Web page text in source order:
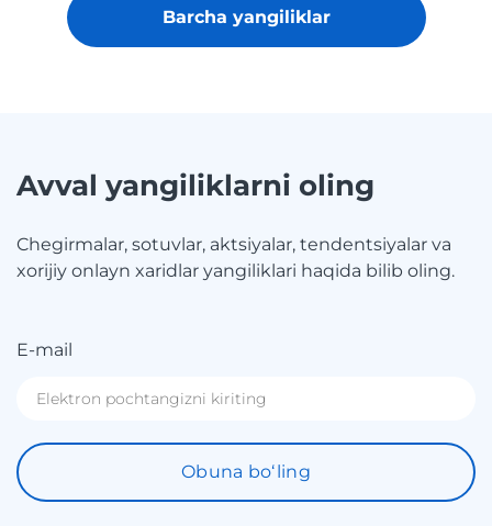
Barcha yangiliklar
Avval yangiliklarni oling
Chegirmalar, sotuvlar, aktsiyalar, tendentsiyalar va
xorijiy onlayn xaridlar yangiliklari haqida bilib oling.
E-mail
Obuna boʻling